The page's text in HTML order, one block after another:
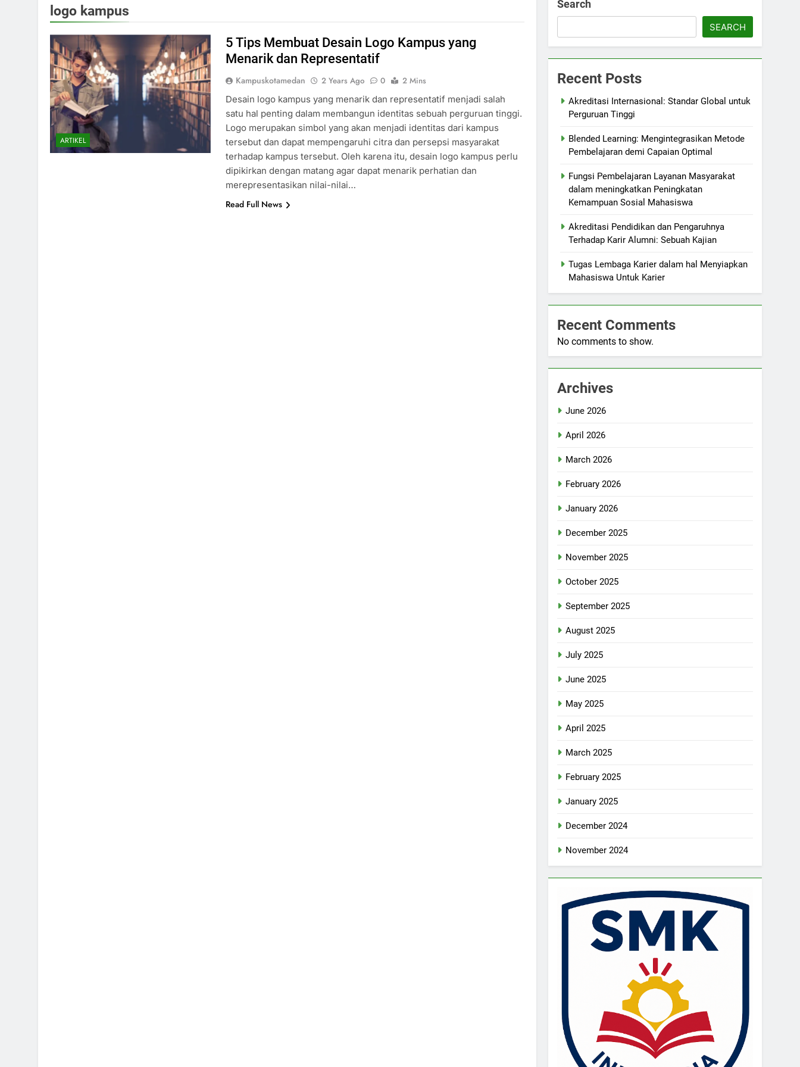
logo kampus
ARTIKEL
5 Tips Membuat Desain Logo Kampus yang
Menarik dan Representatif
Kampuskotamedan 2 Years Ago 0
2 Mins
Desain logo kampus yang menarik dan representatif menjadi salah
satu hal penting dalam membangun identitas sebuah perguruan tinggi.
Logo merupakan simbol yang akan menjadi identitas dari kampus
tersebut dan dapat mempengaruhi citra dan persepsi masyarakat
terhadap kampus tersebut. Oleh karena itu, desain logo kampus perlu
dipikirkan dengan matang agar dapat menarik perhatian dan
merepresentasikan nilai-nilai…
Read Full News
Search
SEARCH
Recent Posts
Akreditasi Internasional: Standar Global untuk
Perguruan Tinggi
Blended Learning: Mengintegrasikan Metode
Pembelajaran demi Capaian Optimal
Fungsi Pembelajaran Layanan Masyarakat
dalam meningkatkan Peningkatan
Kemampuan Sosial Mahasiswa
Akreditasi Pendidikan dan Pengaruhnya
Terhadap Karir Alumni: Sebuah Kajian
Tugas Lembaga Karier dalam hal Menyiapkan
Mahasiswa Untuk Karier
Recent Comments
No comments to show.
Archives
June 2026
April 2026
March 2026
February 2026
January 2026
December 2025
November 2025
October 2025
September 2025
August 2025
July 2025
June 2025
May 2025
April 2025
March 2025
February 2025
January 2025
December 2024
November 2024